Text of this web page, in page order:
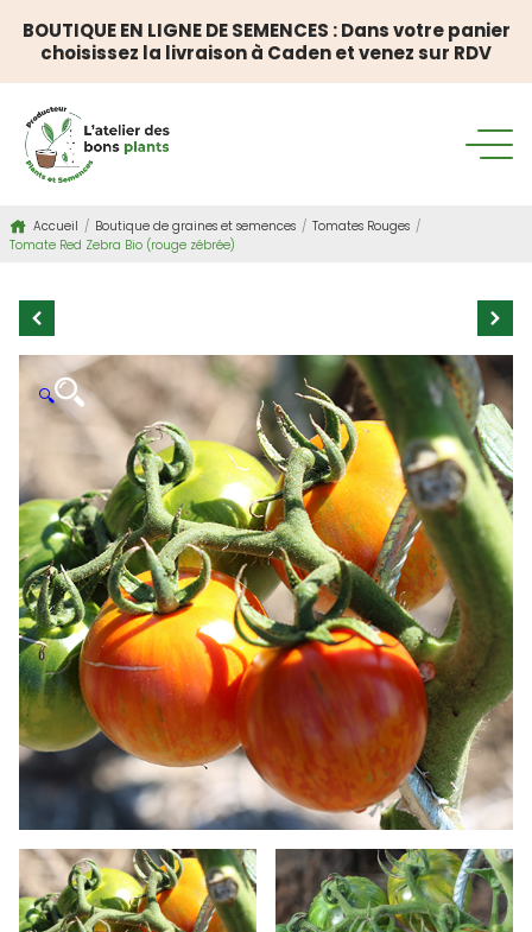
BOUTIQUE EN LIGNE DE SEMENCES : Dans votre panier
choisissez la livraison à Caden et venez sur RDV
Accueil / Boutique de graines et semences / Tomates Rouges /
Tomate Red Zebra Bio (rouge zébrée)
🔍